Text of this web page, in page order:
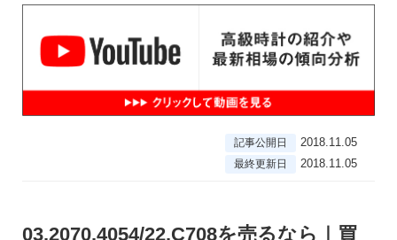
記事公開日 2018.11.05
最終更新日 2018.11.05
03.2070.4054/22.C708を売るなら｜買